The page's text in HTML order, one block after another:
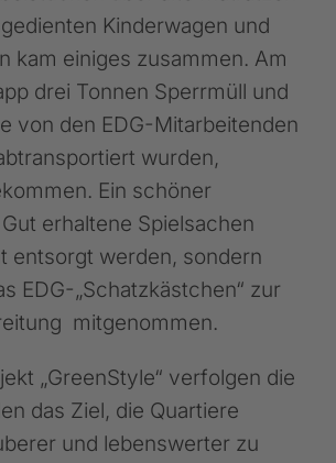
Kinderwagen und
kam einiges zusammen. Am
drei Tonnen Sperrmüll und
von den EDG-Mitarbeitenden
wurden,
Ein schöner
erhaltene Spielsachen
entsorgt werden, sondern
EDG-„Schatzkästchen“ zur
mitgenommen.
„GreenStyle“ verfolgen die
das Ziel, die Quartiere
und lebenswerter zu